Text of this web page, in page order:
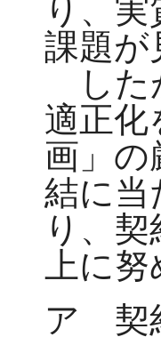
り、
課題が
した
適正化
画」の
結に当
り、
上に
ア 契